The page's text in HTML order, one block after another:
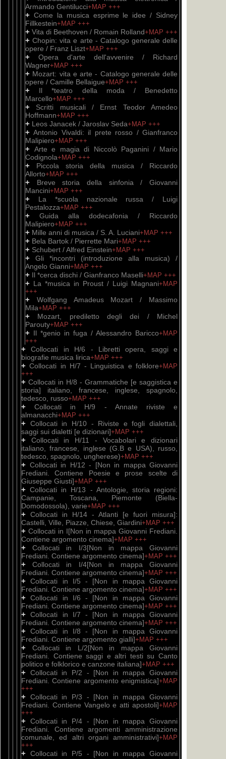
Armando Gentilucci+MAP +++
+ Come la musica esprime le idee / Sidney
Fillkestein+MAP +++
+ Vita di Beethoven / Romain Rolland+MAP +++
+Chopin: vita e arte - Catalogo generale delle
opere / Franz Liszt+MAP +++
+ Opera d'arte dell'avvenire / Richard
Wagner+MAP +++
+ Mozart: vita e arte - Catalogo generale delle
opere / Camille Bellaigue+MAP +++
+ Il *teatro della moda / Benedetto
Marcello+MAP +++
+ Scritti musicali / Ernst Teodor Amedeo
Hoffmann+MAP +++
+ Leos Janacek / Jaroslav Seda+MAP +++
+Antonio Vivaldi: il prete rosso / Gianfranco
Malipiero+MAP +++
+ Arte e magia di Niccolò Paganini / Mario
Codignola+MAP +++
+ Piccola storia della musica / Riccardo
Allorto+MAP +++
+
Breve storia della sinfonia / Giovanni
Mancini+MAP +++
+
La *scuola nazionale russa / Luigi
Pestalozza+MAP +++
+ Guida alla dodecafonia / Riccardo
Malipiero+MAP +++
+ Mille anni di musica / S. A. Luciani+MAP +++
+ Bela Bartok / Pierrette Mari+MAP +++
+ Schubert / Alfred Einstein+MAP +++
+ Gli *incontri (introduzione alla musica) /
Angelo Gianni+MAP +++
+ Il *cerca dischi / Gianfranco Maselli+MAP +++
+ La *musica in Proust / Luigi Magnani+MAP
+++
+ Wolfgang Amadeus Mozart / Massimo
Mila+MAP +++
+ Mozart, prediletto degli dei / Michel
Parouty+MAP +++
+ Il *genio in fuga / Alessandro Baricco+MAP
+++
+Collocati in H/6 - Libretti opera, saggi e
biografie musica lirica+MAP +++
+Collocati in H/7 - Linguistica e folklore+MAP
+++
+ Collocati in H/8 - Grammatiche [e saggistica e
storia] italiano, francese, inglese, spagnolo,
tedesco, russo+MAP +++
+Collocati in H/9 - Annate riviste e
almanacchi+MAP +++
+ Collocati in H/10 - Riviste e fogli dialettali,
saggi sui dialetti [e dizionari]+MAP +++
+ Collocati in H/11 - Vocabolari e dizionari
italiano, francese, inglese (G.B e USA), russo,
tedesco, spagnolo, ungherese)+MAP +++
+ Collocati in H/12 - [Non in mappa Giovanni
Frediani. Contiene Poesie e prose scelte di
Giuseppe Giusti]+MAP +++
+Collocati in H/13 - Antologie, storia regioni:
Campanie, Toscana, Piemonte (Biella-
Domodossola), varie+MAP +++
+ Collocati in H/14 - Atlanti [e fuori misura]:
Castelli, Ville, Piazze, Chiese, Giardini+MAP +++
+ Collocati in I[Non in mappa Giovanni Frediani.
Contiene argomento cinema]+MAP +++
+Collocati in I/3[Non in mappa Giovanni
Frediani. Contiene argomento cinema]+MAP +++
+Collocati in I/4[Non in mappa Giovanni
Frediani. Contiene argomento cinema]+MAP +++
+Collocati in I/5 - [Non in mappa Giovanni
Frediani. Contiene argomento cinema]+MAP +++
+Collocati in I/6 - [Non in mappa Giovanni
Frediani. Contiene argomento cinema]+MAP +++
+Collocati in I/7 - [Non in mappa Giovanni
Frediani. Contiene argomento cinema]+MAP +++
+Collocati in I/8 - [Non in mappa Giovanni
Frediani. Contiene argomento gialli]+MAP +++
+ Collocati in L/2[Non in mappa Giovanni
Frediani. Contiene saggi e altri testi su Canto
politico e folklorico e canzone italiana]+MAP +++
+ Collocati in P/2 - [Non in mappa Giovanni
Frediani. Contiene argomento enigmistica]+MAP
+++
+ Collocati in P/3 - [Non in mappa Giovanni
Frediani. Contiene Vangelo e atti apostoli]+MAP
+++
+ Collocati in P/4 - [Non in mappa Giovanni
Frediani. Contiene argomenti amministrazione
comunale, ed altri organi amministrativi]+MAP
+++
+ Collocati in P/5 - [Non in mappa Giovanni